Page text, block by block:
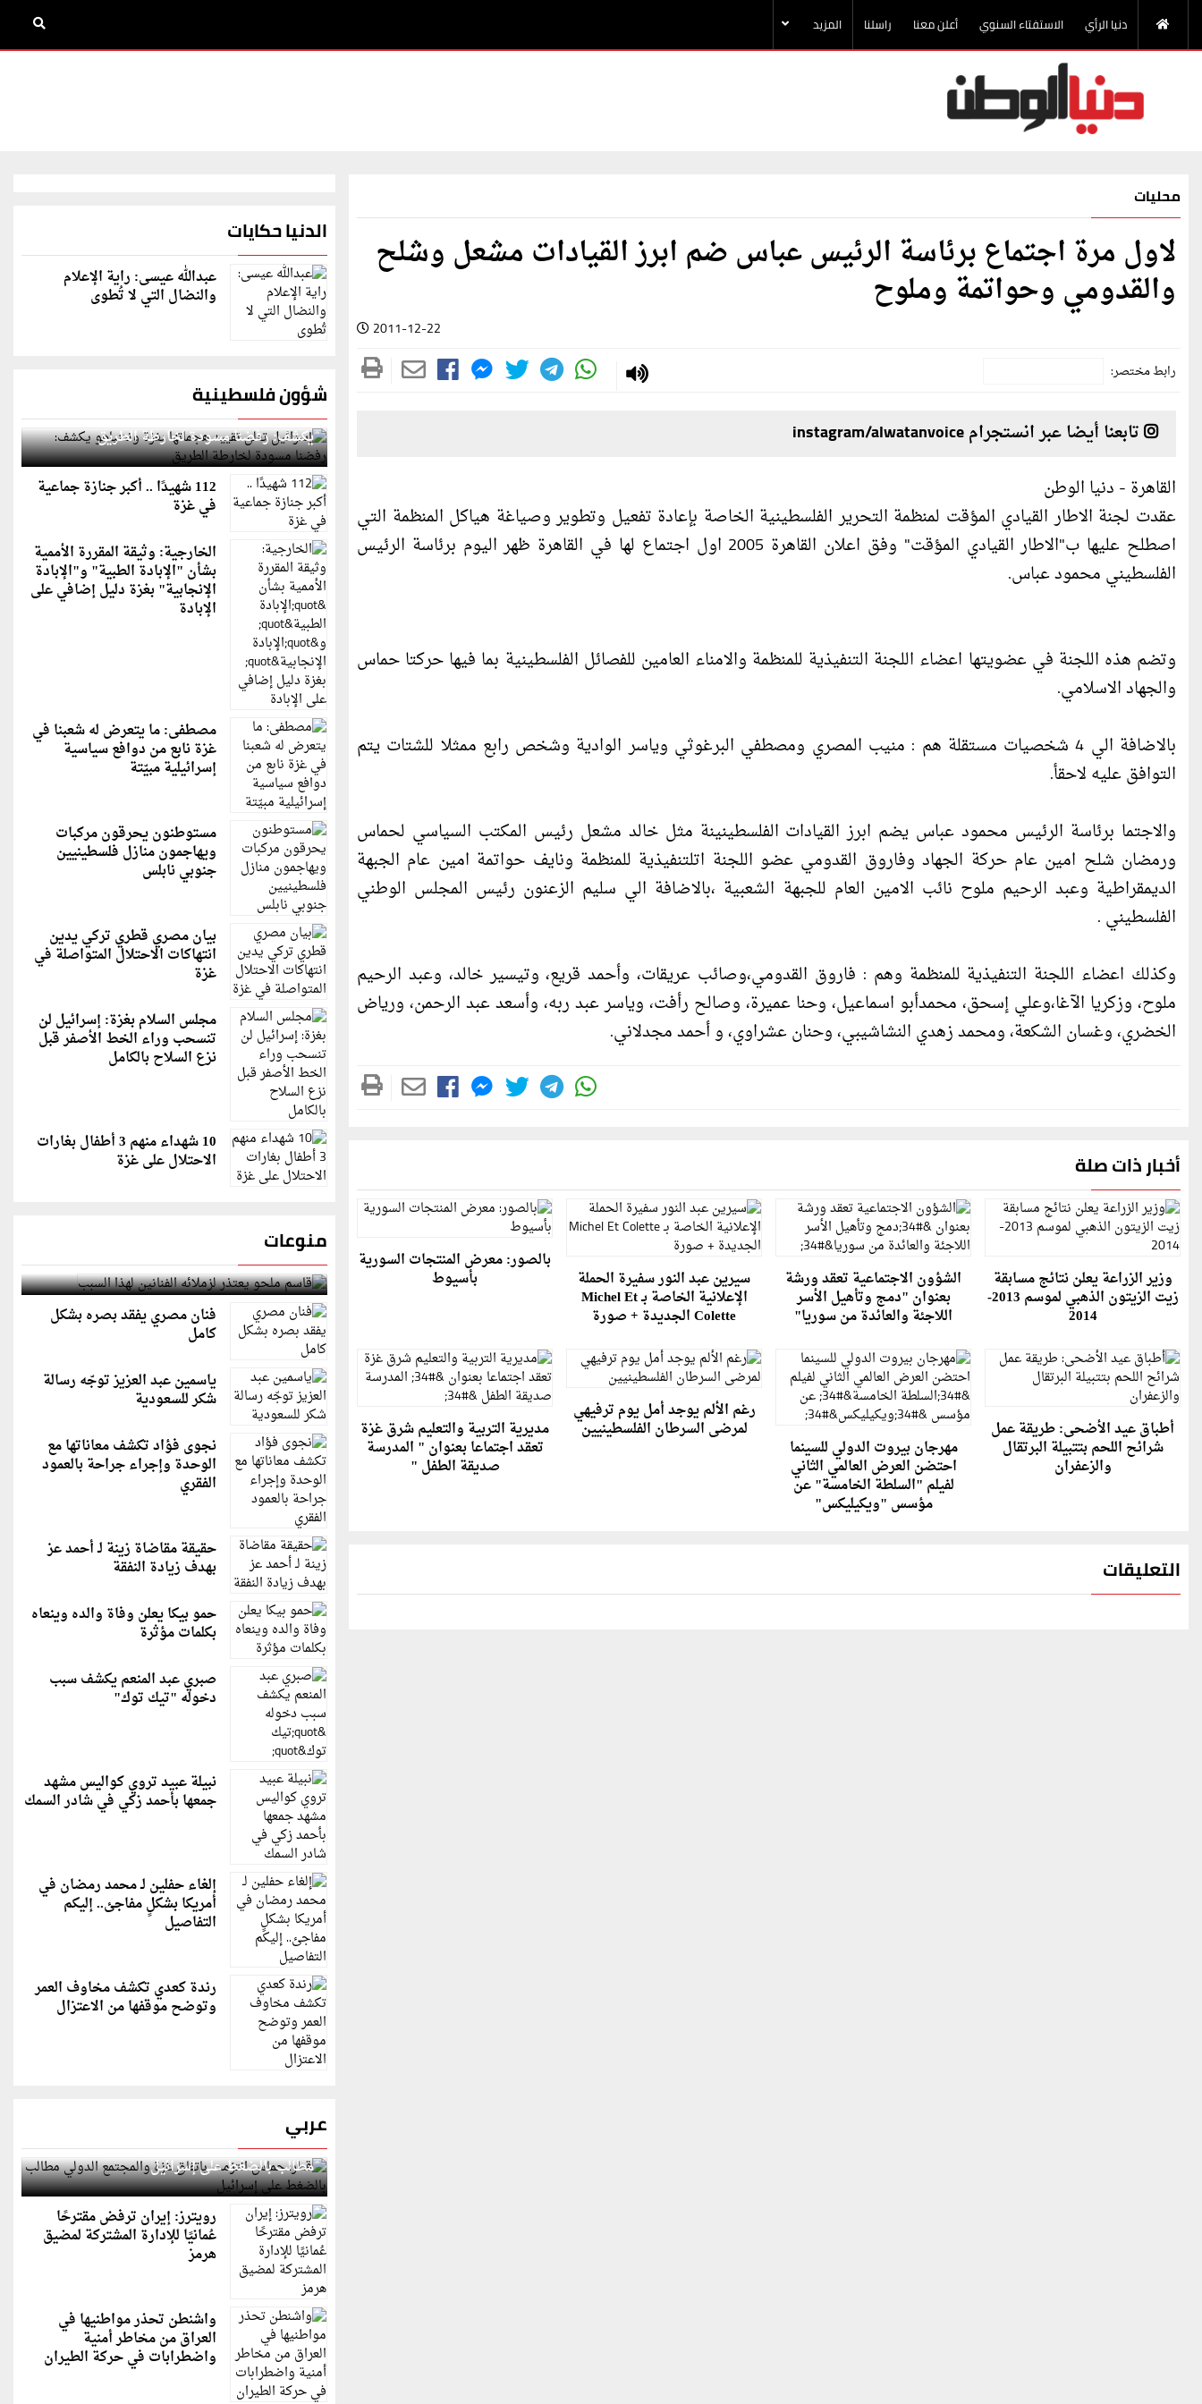
دنيا الرأي الاستفتاء السنوي أعلن معنا راسلنا المزيد
محليات
لاول مرة اجتماع برئاسة الرئيس عباس ضم ابرز القيادات مشعل وشلح
والقدومي وحواتمة وملوح
2011-12-22
رابط مختصر:
تابعنا أيضا عبر انستجرام instagram/alwatanvoice
القاهرة - دنيا الوطن
عقدت لجنة الاطار القيادي المؤقت لمنظمة التحرير الفلسطينية الخاصة بإعادة تفعيل وتطوير وصياغة هياكل المنظمة التي
اصطلح عليها ب"الاطار القيادي المؤقت" وفق اعلان القاهرة 2005 اول اجتماع لها في القاهرة ظهر اليوم برئاسة الرئيس
الفلسطيني محمود عباس.
وتضم هذه اللجنة في عضويتها اعضاء اللجنة التنفيذية للمنظمة والامناء العامين للفصائل الفلسطينية بما فيها حركتا حماس
والجهاد الاسلامي.
بالاضافة الي 4 شخصيات مستقلة هم : منيب المصري ومصطفي البرغوثي وياسر الوادية وشخص رابع ممثلا للشتات يتم
التوافق عليه لاحقأ.
والاجتما برئاسة الرئيس محمود عباس يضم ابرز القيادات الفلسطينينة مثل خالد مشعل رئيس المكتب السياسي لحماس
ورمضان شلح امين عام حركة الجهاد وفاروق القدومي عضو اللجنة اتلتنفيذية للمنظمة ونايف حواتمة امين عام الجبهة
الديمقراطية وعبد الرحيم ملوح نائب الامين العام للجبهة الشعبية ،بالاضافة الي سليم الزعنون رئيس المجلس الوطني
الفلسطيني .
وكذلك اعضاء اللجنة التنفيذية للمنظمة وهم : فاروق القدومي،وصائب عريقات، وأحمد قريع، وتيسير خالد، وعبد الرحيم
ملوح، وزكريا الآغا،وعلي إسحق، محمدأبو اسماعيل، وحنا عميرة، وصالح رأفت، وياسر عبد ربه، وأسعد عبد الرحمن، ورياض
الخضري، وغسان الشكعة، ومحمد زهدي النشاشيبي، وحنان عشراوي، و أحمد مجدلاني.
أخبار ذات صلة
وزير الزراعة يعلن نتائج مسابقة
زيت الزيتون الذهبي لموسم 2013-
2014
الشؤون الاجتماعية تعقد ورشة
بعنوان "دمج وتأهيل الأسر
اللاجئة والعائدة من سوريا"
سيرين عبد النور سفيرة الحملة
الإعلانية الخاصة بـ Michel Et
Colette الجديدة + صورة
بالصور: معرض المنتجات السورية
بأسيوط
أطباق عيد الأضحى: طريقة عمل
شرائح اللحم بتتبيلة البرتقال
والزعفران
مهرجان بيروت الدولي للسينما
احتضن العرض العالمي الثاني
لفيلم "السلطة الخامسة" عن
مؤسس "ويكيليكس"
رغم الألم يوجد أمل يوم ترفيهي
لمرضى السرطان الفلسطينيين مديرية التربية والتعليم شرق غزة
تعقد اجتماعا بعنوان " المدرسة
صديقة الطفل "
التعليقات
الدنيا حكايات
عبدالله عيسى: راية الإعلام
والنضال التي لا تُطوى
شؤون فلسطينية
إسرائيل تعلن تقييد هجماتها بغزة ونتنياهو
يكشف: رفضنا مسودة لخارطة الطريق
112 شهيدًا .. أكبر جنازة جماعية
في غزة
الخارجية: وثيقة المقررة الأممية
بشأن "الإبادة الطبية" و"الإبادة
الإنجابية" بغزة دليل إضافي على
الإبادة
مصطفى: ما يتعرض له شعبنا في
غزة نابع من دوافع سياسية
إسرائيلية مبيّتة
مستوطنون يحرقون مركبات
ويهاجمون منازل فلسطينيين
جنوبي نابلس
بيان مصري قطري تركي يدين
انتهاكات الاحتلال المتواصلة في
غزة
مجلس السلام بغزة: إسرائيل لن
تنسحب وراء الخط الأصفر قبل
نزع السلاح بالكامل
10 شهداء منهم 3 أطفال بغارات
الاحتلال على غزة
منوعات
قاسم ملحو يعتذر لزملائه الفنانين لهذا السبب
فنان مصري يفقد بصره بشكل
كامل
ياسمين عبد العزيز توجّه رسالة
شكر للسعودية
نجوى فؤاد تكشف معاناتها مع
الوحدة وإجراء جراحة بالعمود
الفقري
حقيقة مقاضاة زينة لـ أحمد عز
بهدف زيادة النفقة
حمو بيكا يعلن وفاة والده وينعاه
بكلمات مؤثرة
صبري عبد المنعم يكشف سبب
دخوله "تيك توك"
نبيلة عبيد تروي كواليس مشهد
جمعها بأحمد زكي في شادر السمك
إلغاء حفلين لـ محمد رمضان في
أمريكا بشكلٍ مفاجئ.. إليكم
التفاصيل
رندة كعدي تكشف مخاوف العمر
وتوضح موقفها من الاعتزال
عربي
قطر: حماس التزمت باتفاق غزة والمجتمع الدولي
مطالب بالضغط على إسرائيل
رويترز: إيران ترفض مقترحًا
عُمانيًا للإدارة المشتركة لمضيق
هرمز
واشنطن تحذر مواطنيها في
العراق من مخاطر أمنية
واضطرابات في حركة الطيران